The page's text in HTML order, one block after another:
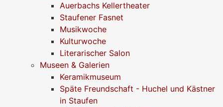
Auerbachs Kellertheater
Staufener Fasnet
Musikwoche
Kulturwoche
Literarischer Salon
Museen & Galerien
Keramikmuseum
Späte Freundschaft - Huchel und Kästner
in Staufen